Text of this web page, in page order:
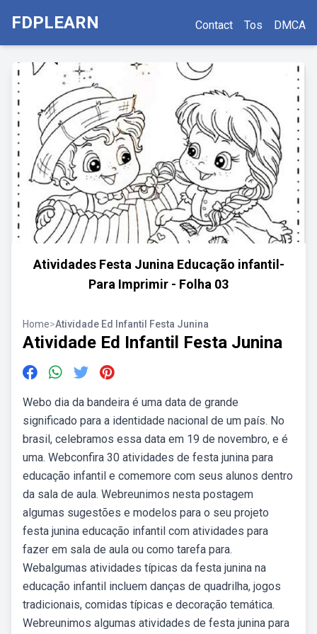
FDPLEARN Contact Tos DMCA
Atividades Festa Junina Educação infantil-
Para Imprimir - Folha 03
Home>Atividade Ed Infantil Festa Junina
Atividade Ed Infantil Festa Junina
Webo dia da bandeira é uma data de grande
significado para a identidade nacional de um país. No
brasil, celebramos essa data em 19 de novembro, e é
uma. Webconfira 30 atividades de festa junina para
educação infantil e comemore com seus alunos dentro
da sala de aula. Webreunimos nesta postagem
algumas sugestões e modelos para o seu projeto
festa junina educação infantil com atividades para
fazer em sala de aula ou como tarefa para.
Webalgumas atividades típicas da festa junina na
educação infantil incluem danças de quadrilha, jogos
tradicionais, comidas típicas e decoração temática.
Webreunimos algumas atividades de festa junina para